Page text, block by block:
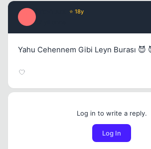
⭐ 18y
Yahu Cehennem Gibi Leyn Burası 😈
Log in to write a reply.
Log In